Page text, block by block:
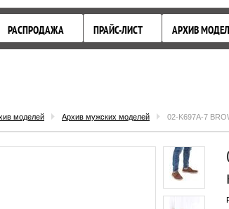
РАСПРОДАЖА ПРАЙС-ЛИСТ АРХИВ
моделей Архив мужских моделей 02-K697A-7